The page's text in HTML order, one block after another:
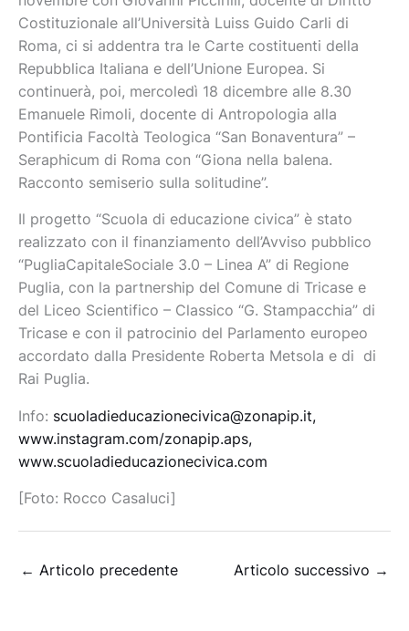
Costituzionale all’Università Luiss Guido Carli di
Roma, ci si addentra tra le Carte costituenti della
Repubblica Italiana e dell’Unione Europea. Si
continuerà, poi, mercoledì 18 dicembre alle 8.30
Emanuele Rimoli, docente di Antropologia alla
Pontificia Facoltà Teologica “San Bonaventura” –
Seraphicum di Roma con “Giona nella balena.
Racconto semiserio sulla solitudine”.
Il progetto “Scuola di educazione civica” è stato
realizzato con il finanziamento dell’Avviso pubblico
“PugliaCapitaleSociale 3.0 – Linea A” di Regione
Puglia, con la partnership del Comune di Tricase e
del Liceo Scientifico – Classico “G. Stampacchia” di
Tricase e con il patrocinio del Parlamento europeo
accordato dalla Presidente Roberta Metsola e di di
Rai Puglia.
Info: scuoladieducazionecivica@zonapip.it,
www.instagram.com/zonapip.aps,
www.scuoladieducazionecivica.com
[Foto: Rocco Casaluci]
← Articolo precedente Articolo successivo →